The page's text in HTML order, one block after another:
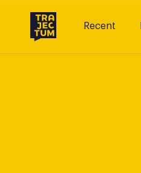
Recent